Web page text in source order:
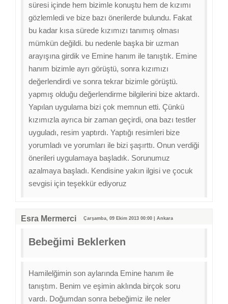
süresi içinde hem bizimle konuştu hem de kızımı
gözlemledi ve bize bazı önerilerde bulundu. Fakat
bu kadar kısa sürede kızımızı tanımış olması
mümkün değildi. bu nedenle başka bir uzman
arayışına girdik ve Emine hanım ile tanıştık. Emine
hanım bizimle ayrı görüştü, sonra kızımızı
değerlendirdi ve sonra tekrar bizimle görüştü.
yapmış olduğu değerlendirme bilgilerini bize aktardı.
Yapılan uygulama bizi çok memnun etti. Çünkü
kızımızla ayrıca bir zaman geçirdi, ona bazı testler
uyguladı, resim yaptırdı. Yaptığı resimleri bize
yorumladı ve yorumları ile bizi şaşırttı. Onun verdiği
önerileri uygulamaya başladık. Sorunumuz
azalmaya başladı. Kendisine yakın ilgisi ve çocuk
sevgisi için teşekkür ediyoruz
Esra Mermerci Çarşamba, 09 Ekim 2013 00:00 | Ankara
Bebeğimi Beklerken
Hamilelğimin son aylarında Emine hanım ile
tanıştım. Benim ve eşimin aklında birçok soru
vardı. Doğumdan sonra bebeğimiz ile neler